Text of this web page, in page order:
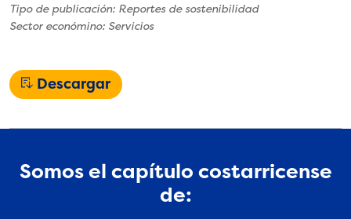
Tipo de publicación: Reportes de sostenibilidad
Sector económino: Servicios
Descargar
Somos el capítulo costarricense
de: